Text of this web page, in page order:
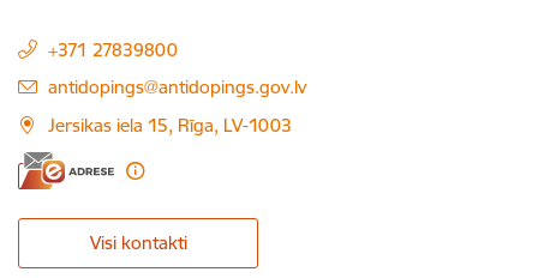
+371 27839800
E-pasts:
antidopings@antidopings.gov.lv
Jersikas iela 15, Rīga, LV-1003
Visi kontakti